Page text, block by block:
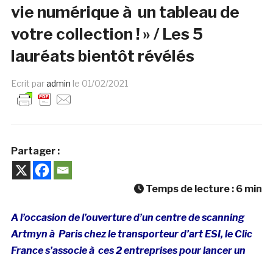
vie numérique à un tableau de
votre collection ! » / Les 5
lauréats bientôt révélés
Ecrit paradmin le 01/02/2021
Partager :
Temps de lecture : 6 min
A l’occasion de l’ouverture d’un centre de scanning
Artmyn à Paris chez le transporteur d’artESI, le Clic
France s’associe à ces 2 entreprises pour lancer un